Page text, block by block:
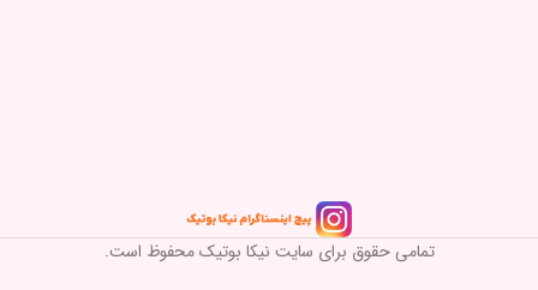
تمامی حقوق برای سایت نیکا بوتیک محفوظ است.